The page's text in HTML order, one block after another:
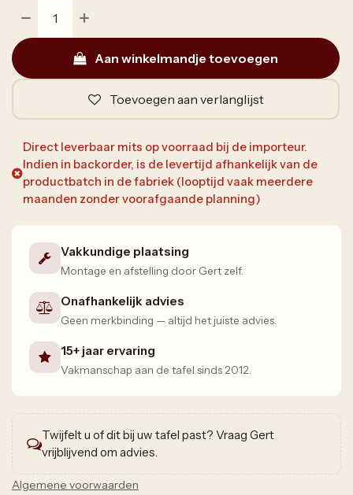
Aan winkelmandje toevoegen
Toevoegen aan verlanglijst
Direct leverbaar mits op voorraad bij de importeur.
Indien in backorder, is de levertijd afhankelijk van de
productbatch in de fabriek (looptijd vaak meerdere
maanden zonder voorafgaande planning)
Vakkundige plaatsing
Montage en afstelling door Gert zelf.
Onafhankelijk advies
Geen merkbinding — altijd het juiste advies.
15+ jaar ervaring
Vakmanschap aan de tafel sinds 2012.
Twijfelt u of dit bij uw tafel past? Vraag Gert
vrijblijvend om advies.
Algemene voorwaarden